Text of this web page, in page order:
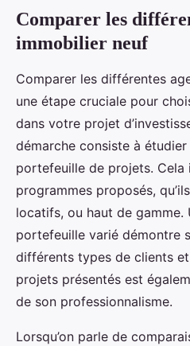
Comparer les
immobilier neuf
Comparer les différentes
une étape cruciale pour
dans votre projet
démarche consiste à
portefeuille de projets.
programmes proposés,
locatifs, ou haut de gamme.
portefeuille varié démontre
différents types de clients
projets présentés est
de son professionnalisme.
Lorsqu’on parle de